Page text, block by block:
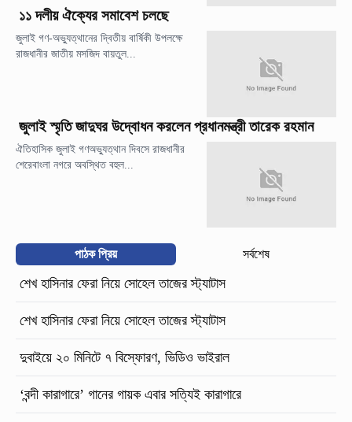
১১ দলীয় ঐক্যের সমাবেশ চলছে
জুলাই গণ-অভ্যুত্থানের দ্বিতীয় বার্ষিকী উপলক্ষে
রাজধানীর জাতীয় মসজিদ বায়তুল...
জুলাই স্মৃতি জাদুঘর উদ্বোধন করলেন প্রধানমন্ত্রী তারেক রহমান
ঐতিহাসিক জুলাই গণঅভ্যুত্থান দিবসে রাজধানীর
শেরেবাংলা নগরে অবস্থিত বহুল...
পাঠক প্রিয় সর্বশেষ
শেখ হাসিনার ফেরা নিয়ে সোহেল তাজের স্ট্যাটাস
শেখ হাসিনার ফেরা নিয়ে সোহেল তাজের স্ট্যাটাস
দুবাইয়ে ২০ মিনিটে ৭ বিস্ফোরণ, ভিডিও ভাইরাল
‘বন্দী কারাগারে’ গানের গায়ক এবার সত্যিই কারাগারে